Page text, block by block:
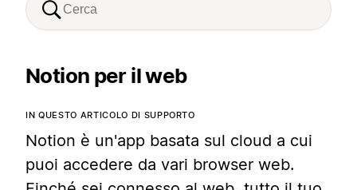
Notion per il web
IN QUESTO ARTICOLO DI SUPPORTO
Notion è un'app basata sul cloud a cui
puoi accedere da vari browser web.